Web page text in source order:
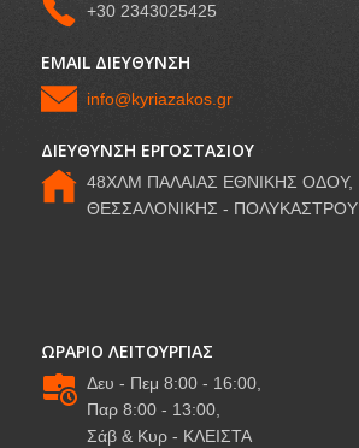
+30 2343025425
EMAIL ΔΙΕΥΘΥΝΣΗ
info@kyriazakos.gr
ΔΙΕΥΘΥΝΣΗ ΕΡΓΟΣΤΑΣΙΟΥ
48ΧΛΜ ΠΑΛΑΙΑΣ ΕΘΝΙΚΗΣ ΟΔΟΥ,
ΘΕΣΣΑΛΟΝΙΚΗΣ - ΠΟΛΥΚΑΣΤΡΟΥ
ΩΡΑΡΙΟ ΛΕΙΤΟΥΡΓΙΑΣ
Δευ - Πεμ 8:00 - 16:00,
Παρ 8:00 - 13:00,
Σάβ & Κυρ - ΚΛΕΙΣΤΑ